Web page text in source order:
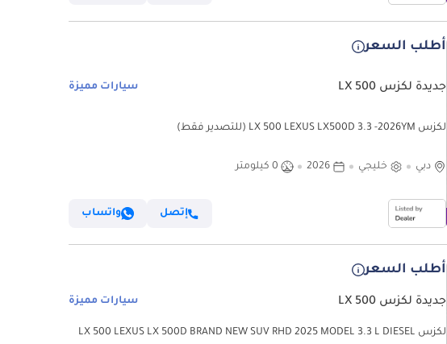
أطلب السعر
جديدة لكزس LX 500 سيارات مميزة
لكزس LX 500 LEXUS LX500D 3.3 -2026YM (للتصدير فقط)
دبي خليجي 2026 0 كيلومتر
إتصل واتساب
أطلب السعر
جديدة لكزس LX 500 سيارات مميزة
لكزس LX 500 LEXUS LX 500D BRAND NEW SUV RHD 2025 MODEL 3.3 L DIESEL